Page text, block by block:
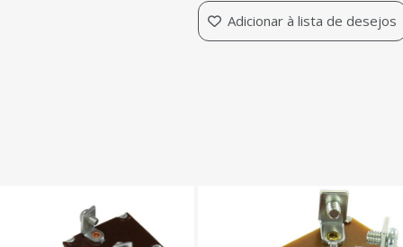
Adicionar à lista de desejos